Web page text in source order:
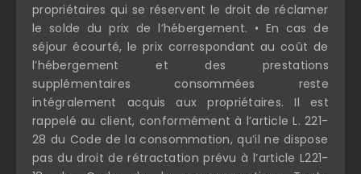
propriétaires qui se réservent le droit de réclamer
le solde du prix de l’hébergement. • En cas de
séjour écourté, le prix correspondant au coût de
l’hébergement et des prestations
supplémentaires consommées reste
intégralement acquis aux propriétaires. Il est
rappelé au client, conformément à l’article L. 221-
28 du Code de la consommation, qu’il ne dispose
pas du droit de rétractation prévu à l’article L221-